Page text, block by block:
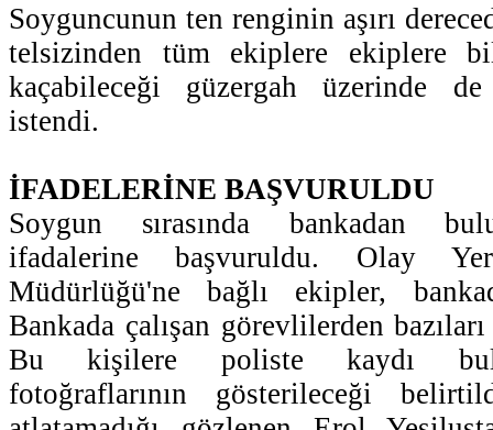
Soyguncunun ten renginin aşırı
telsizinden tüm ekiplere ekiplere
kaçabileceği güzergah üzerinde de
istendi.
İFADELERİNE BAŞVURULDU
Soygun sırasında bankadan
ifadalerine başvuruldu. Olay
Müdürlüğü'ne bağlı ekipler,
Bankada çalışan görevlilerden
Bu kişilere poliste kaydı
fotoğraflarının gösterileceği